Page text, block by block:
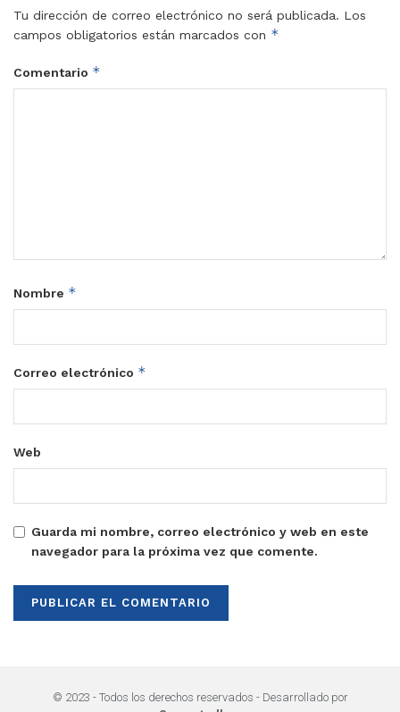
Tu dirección de correo electrónico no será publicada. Los
campos obligatorios están marcados con *
Comentario *
Nombre *
Correo electrónico *
Web
Guarda mi nombre, correo electrónico y web en este
navegador para la próxima vez que comente.
© 2023 - Todos los derechos reservados - Desarrollado por